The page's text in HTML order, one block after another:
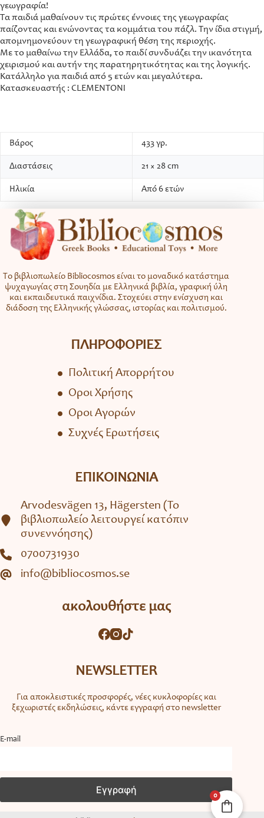
γεωγραφία!
Τα παιδιά μαθαίνουν τις πρώτες έννοιες της γεωγραφίας
παίζοντας και ενώνοντας τα κομμάτια του πάζλ. Την ίδια στιγμή,
απομνημονεύουν τη γεωγραφική θέση της περιοχής.
Με το μαθαίνω την Ελλάδα, το παιδί συνδυάζει την ικανότητα
χειρισμού και αυτήν της παρατηρητικότητας και της λογικής.
Κατάλληλο για παιδιά από 5 ετών και μεγαλύτερα.
Κατασκευαστής : CLEMENTONΙ
Βάρος 433 γρ.
Διαστάσεις 21 × 28 cm
Ηλικία Από 6 ετών
Το βιβλιοπωλείο Bibliocosmos είναι το μοναδικό κατάστημα
ψυχαγωγίας στη Σουηδία με Ελληνικά βιβλία, γραφική ύλη
και εκπαιδευτικά παιχνίδια. Στοχεύει στην ενίσχυση και
διάδοση της Ελληνικής γλώσσας, ιστορίας και πολιτισμού.
ΠΛΗΡΟΦΟΡΙΕΣ
Πολιτική Απορρήτου
Όροι Χρήσης
Όροι Αγορών
Συχνές Ερωτήσεις
ΕΠΙΚΟΙΝΩΝΙΑ
Arvodesvägen 13, Hägersten (To
βιβλιοπωλείο λειτουργεί κατόπιν
συνεννόησης)
0700731930
info@bibliocosmos.se
ακολουθήστε μας
NEWSLETTER
Για αποκλειστικές προσφορές, νέες κυκλοφορίες και
ξεχωριστές εκδηλώσεις, κάντε εγγραφή στο newsletter
Ε-mail
0